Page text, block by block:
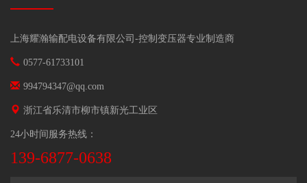
上海耀瀚输配电设备有限公司-控制变压器专业制造商
0577-61733101
994794347@qq.com
浙江省乐清市柳市镇新光工业区
24小时间服务热线：
139-6877-0638